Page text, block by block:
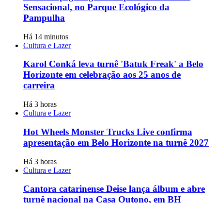
Sensacional, no Parque Ecológico da
Pampulha
Há 14 minutos
Cultura e Lazer
Karol Conká leva turnê 'Batuk Freak' a Belo
Horizonte em celebração aos 25 anos de
carreira
Há 3 horas
Cultura e Lazer
Hot Wheels Monster Trucks Live confirma
apresentação em Belo Horizonte na turnê 2027
Há 3 horas
Cultura e Lazer
Cantora catarinense Deise lança álbum e abre
turnê nacional na Casa Outono, em BH